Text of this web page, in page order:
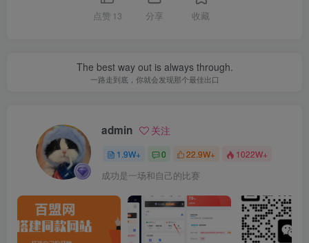
点赞 13 分享 收藏
The best way out is always through.
一路走到底，你就会发现那个最佳出口
admin 关注
1.9W+ 0 22.9W+ 1022W+
成功是一场和自己的比赛